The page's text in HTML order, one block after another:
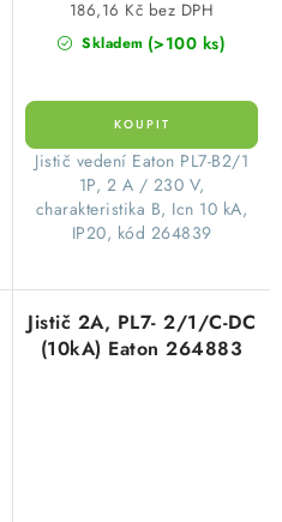
Skladem (>100 ks)
186,16 Kč bez DPH
​Jistič vedení Eaton PL7-B2/1
1P, 2 A / 230 V,
charakteristika B, Icn 10 kA,
IP20, kód 264839
Jistič 2A, PL7- 2/1/C-DC
(10kA) Eaton 264883